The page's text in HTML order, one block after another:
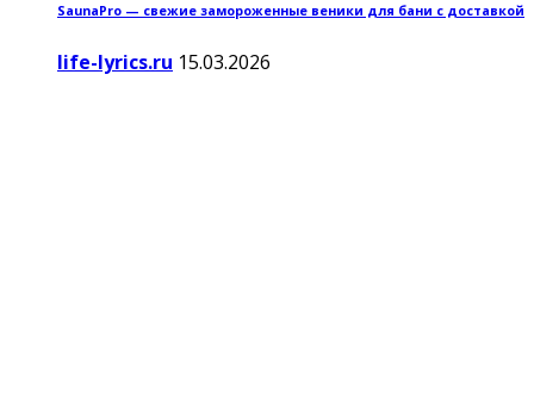
SaunaPro — свежие замороженные веники для бани с доставкой
life-lyrics.ru 15.03.2026